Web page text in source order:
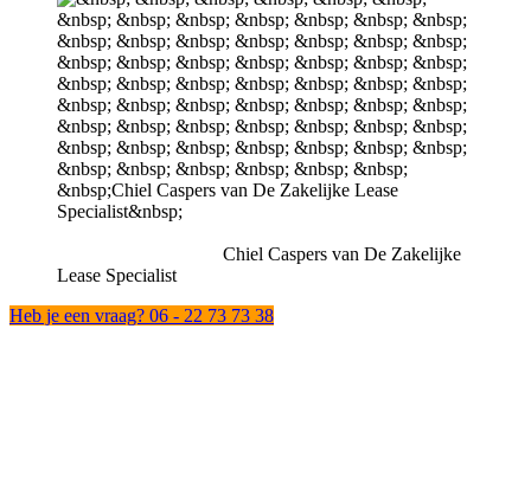
Chiel Caspers van De Zakelijke
Lease Specialist
Heb je een vraag? 06 - 22 73 73 38